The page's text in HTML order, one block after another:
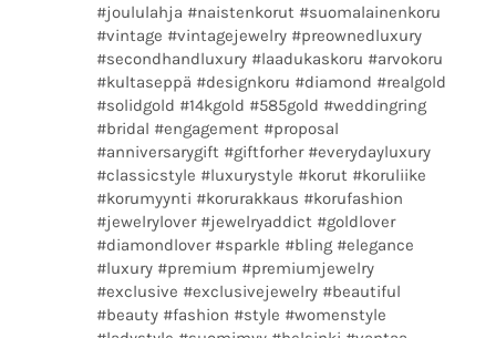
#joululahja #naistenkorut #suomalainenkoru
#vintage #vintagejewelry #preownedluxury
#secondhandluxury #laadukaskoru #arvokoru
#kultaseppä #designkoru #diamond #realgold
#solidgold #14kgold #585gold #weddingring
#bridal #engagement #proposal
#anniversarygift #giftforher #everydayluxury
#classicstyle #luxurystyle #korut #koruliike
#korumyynti #korurakkaus #korufashion
#jewelrylover #jewelryaddict #goldlover
#diamondlover #sparkle #bling #elegance
#luxury #premium #premiumjewelry
#exclusive #exclusivejewelry #beautiful
#beauty #fashion #style #womenstyle